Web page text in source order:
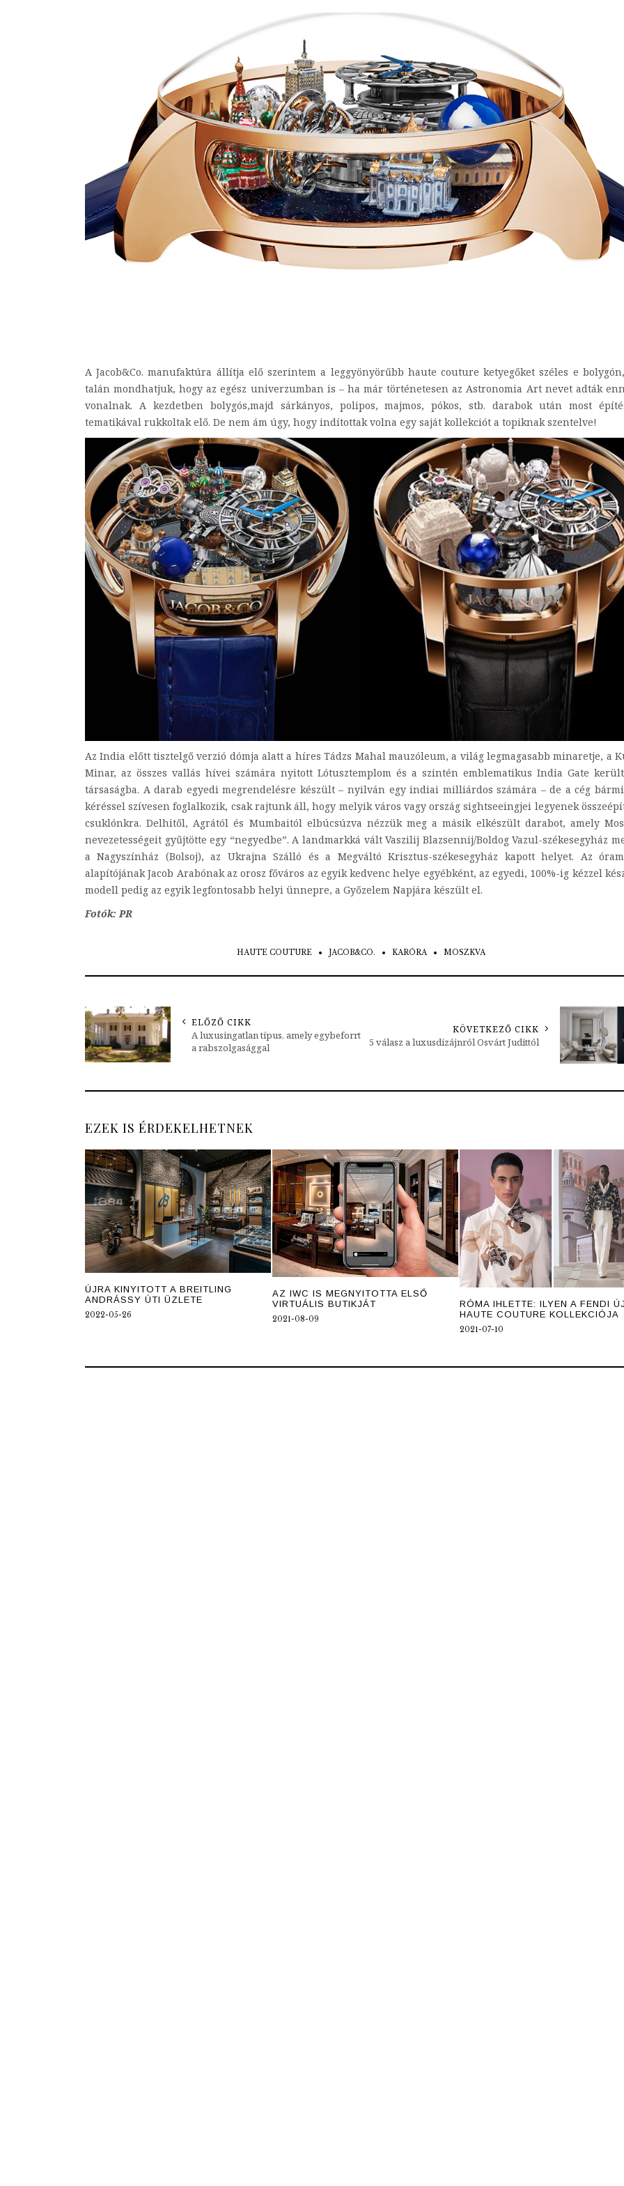
A Jacob&Co. manufaktúra állítja elő szerintem a leggyönyörűbb haute couture ketyegőket széles e
talán mondhatjuk, hogy az egész univerzumban is – ha már történetesen az Astronomia Art nevet adták
vonalnak. A kezdetben bolygós,majd sárkányos, polipos, majmos, pókos, stb. darabok után most
tematikával rukkoltak elő. De nem ám úgy, hogy indítottak volna egy saját kollekciót a topiknak szentelve!
Az India előtt tisztelgő verzió dómja alatt a híres Tádzs Mahal mauzóleum, a világ legmagasabb minaretje, a
Minar, az összes vallás hívei számára nyitott Lótusztemplom és a szintén emblematikus India Gate
társaságba. A darab egyedi megrendelésre készült – nyilván egy indiai milliárdos számára – de a cég
kéréssel szívesen foglalkozik, csak rajtunk áll, hogy melyik város vagy ország sightseeingjei legyenek
csuklónkra. Delhitől, Agrától és Mumbaitól elbúcsúzva nézzük meg a másik elkészült darabot, amely
nevezetességeit gyűjtötte egy “negyedbe”. A landmarkká vált Vaszilij Blazsennij/Boldog Vazul-székesegyház
a Nagyszínház (Bolsoj), az Ukrajna Szálló és a Megváltó Krisztus-székesegyház kapott helyet. Az
alapítójának Jacob Arabónak az orosz főváros az egyik kedvenc helye egyébként, az egyedi, 100%-ig kézzel
modell pedig az egyik legfontosabb helyi ünnepre, a Győzelem Napjára készült el.
Fotók: PR
HAUTE COUTURE JACOB&CO. KARÓRA MOSZKVA
ELŐZŐ CIKK
A luxusingatlan típus, amely egybeforrt
a rabszolgasággal
KÖVETKEZŐ CIKK
5 válasz a luxusdizájnról Osvárt Judittól
EZEK IS ÉRDEKELHETNEK
ÚJRA KINYITOTT A BREITLING
ANDRÁSSY ÚTI ÜZLETE
2022-05-26
AZ IWC IS MEGNYITOTTA ELSŐ
VIRTUÁLIS BUTIKJÁT
2021-08-09
RÓMA IHLETTE: ILYEN A FENDI
HAUTE COUTURE KOLLEKCIÓJA
2021-07-10